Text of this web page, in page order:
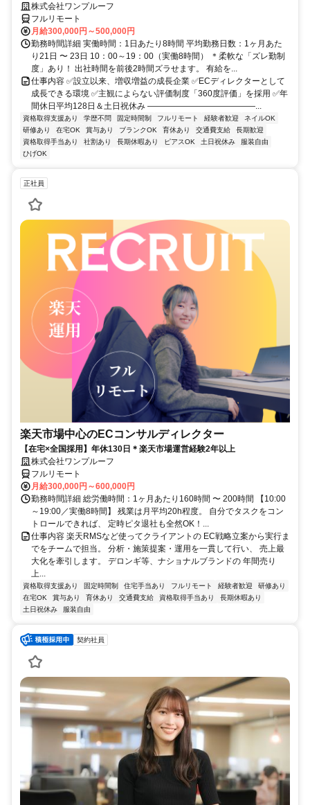
株式会社ワンプルーフ
フルリモート
月給300,000円～500,000円
勤務時間詳細 実働時間：1日あたり8時間 平均勤務日数：1ヶ月あた
り21日 〜 23日 10：00～19：00（実働8時間） ＊柔軟な「ズレ勤制
度」あり！ 出社時間を前後2時間ズラせます。 有給を...
仕事内容 ✅設立以来、増収増益の成長企業 ✅ECディレクターとして
成長できる環境 ✅主観によらない評価制度「360度評価」を採用 ✅年
間休日平均128日＆土日祝休み ―――――――――――――...
資格取得支援あり 学歴不問 固定時間制 フルリモート 経験者歓迎
ネイルOK
研修あり
在宅OK 賞与あり ブランクOK 育休あり 交通費支給
長期歓迎
資格取得手当あり
社割あり 長期休暇あり ピアスOK 土日祝休み
服装自由
ひげOK
正社員
楽天市場中心のECコンサルディレクター
【在宅×全国採用】年休130日＊楽天市場運営経験2年以上
株式会社ワンプルーフ
フルリモート
月給300,000円～600,000円
勤務時間詳細 総労働時間：1ヶ月あたり160時間 〜 200時間 【10:00
～19:00／実働8時間】 残業は月平均20h程度。 自分でタスクをコン
トロールできれば、 定時ピタ退社も全然OK！...
仕事内容 楽天RMSなど使ってクライアントの EC戦略立案から実行ま
でをチームで担当。 分析・施策提案・運用を一貫して行い、 売上最
大化を牽引します。 デロンギ等、ナショナルブランドの 年間売り
上...
資格取得支援あり 固定時間制 住宅手当あり フルリモート 経験者歓迎
研修あり
在宅OK
賞与あり 育休あり 交通費支給 資格取得手当あり
長期休暇あり
土日祝休み
服装自由
契約社員